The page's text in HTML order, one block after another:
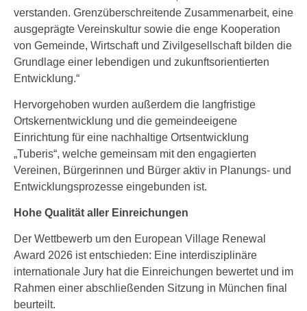
verstanden. Grenzüberschreitende Zusammenarbeit, eine
ausgeprägte Vereinskultur sowie die enge Kooperation
von Gemeinde, Wirtschaft und Zivilgesellschaft bilden die
Grundlage einer lebendigen und zukunftsorientierten
Entwicklung.“
Hervorgehoben wurden außerdem die langfristige
Ortskernentwicklung und die gemeindeeigene
Einrichtung für eine nachhaltige Ortsentwicklung
„Tuberis“, welche gemeinsam mit den engagierten
Vereinen, Bürgerinnen und Bürger aktiv in Planungs- und
Entwicklungsprozesse eingebunden ist.
Hohe Qualität aller Einreichungen
Der Wettbewerb um den European Village Renewal
Award 2026 ist entschieden: Eine interdisziplinäre
internationale Jury hat die Einreichungen bewertet und im
Rahmen einer abschließenden Sitzung in München final
beurteilt.